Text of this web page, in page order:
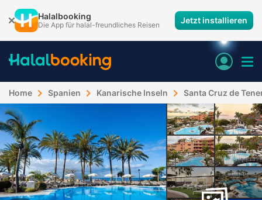
Halalbooking
Die App für halal-freundliches Reisen Jetzt installieren
Home Spanien Kanarische Inseln Santa Cruz de